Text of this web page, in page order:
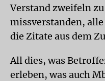
Verstand zweifeln
missverstanden,
die Zitate aus dem
All dies, was
erleben, was auch